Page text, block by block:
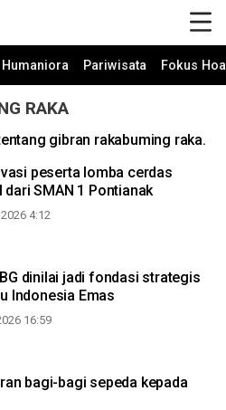
Humaniora Pariwisata Fokus
RAKA
gibran rakabuming raka.
peserta lomba cerdas
dari SMAN 1 Pontianak
4:12
dinilai jadi fondasi strategis
Indonesia Emas
16:59
bagi-bagi sepeda kepada